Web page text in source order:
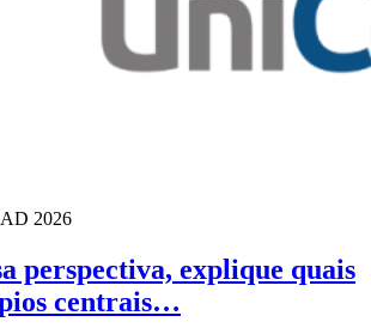
2026
perspectiva, explique quais
centrais…